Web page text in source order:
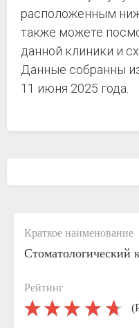
расположенным
также можете
данной клиники и
Данные собранны
11 июня 2025 года.
Краткое наименование
Стоматологический
Рейтинг